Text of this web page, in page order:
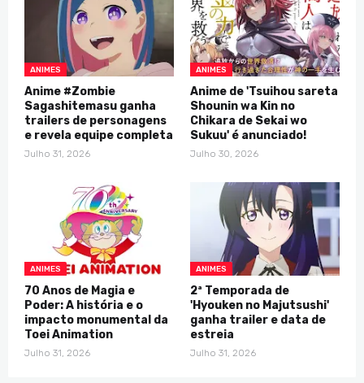
ANIMES
Anime #Zombie
Sagashitemasu ganha
trailers de personagens
e revela equipe completa
Julho 31, 2026
ANIMES
Anime de 'Tsuihou sareta
Shounin wa Kin no
Chikara de Sekai wo
Sukuu' é anunciado!
Julho 30, 2026
ANIMES
70 Anos de Magia e
Poder: A história e o
impacto monumental da
Toei Animation
Julho 31, 2026
ANIMES
2ª Temporada de
'Hyouken no Majutsushi'
ganha trailer e data de
estreia
Julho 31, 2026